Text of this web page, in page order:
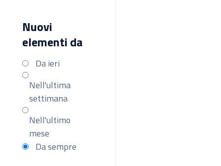
Nuovi
elementi da
Da ieri
Nell'ultima
settimana
Nell'ultimo
mese
Da sempre